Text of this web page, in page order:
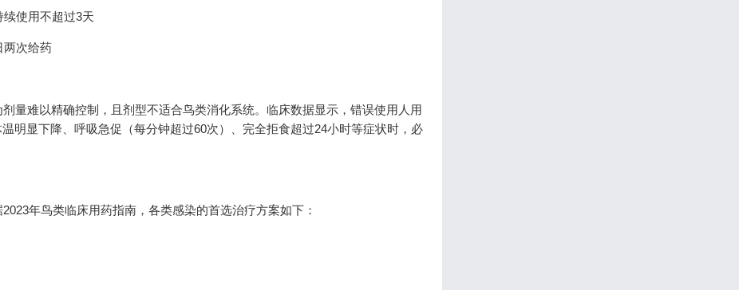
使用不超过3天
两次给药
量难以精确控制，且剂型不适合鸟类消化系统。临床数据显示，错误使用人用
明显下降、呼吸急促（每分钟超过60次）、完全拒食超过24小时等症状时，必
年鸟类临床用药指南，各类感染的首选治疗方案如下：